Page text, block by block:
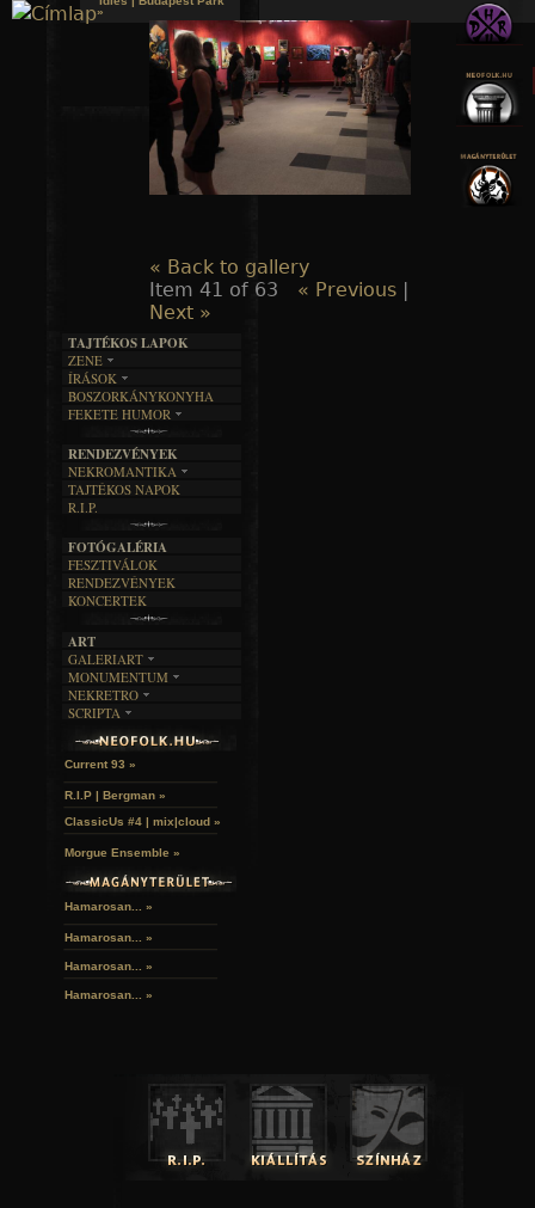
Jump to navigation
« Back to gallery
Item 41 of 63
« Previous
Next »
TAJTÉKOS LAPOK
ZENE
EGYÜTTESEK
INTERJÚK
FORDÍTÁSOK
DALSZÖVEGEK
ÍRÁSOK
IRODALOM
FILM
MŰVÉSZET
ÍRÁSTÖRTÉNET
BOSZORKÁNYKONYHA
FEKETE HUMOR
SZÖVEGES
RENDEZVÉNYEK
NEKROMANTIKA
AKTUÁLIS
A MÚLT
TAJTÉKOS NAPOK
R.I.P.
FOTÓGALÉRIA
FESZTIVÁLOK
RENDEZVÉNYEK
KONCERTEK
ART
GALERIART
ARTGALERI
KÉPREGÉNYEK
LAKÁSKULTS
MONUMENTUM
TEMETŐK
TEMPLOMOK
VÁRAK
HELYEK
NEKRETRO
SZUBKULT
FEKETE LYUK
RELIKVIÁK
SCRIPTA
NOVELLÁK
»
Current 93 »
R.I.P | Bergman »
ClassicUs #4 | mix|cloud »
Morgue Ensemble »
Hamarosan... »
Hamarosan... »
Hamarosan... »
Hamarosan... »